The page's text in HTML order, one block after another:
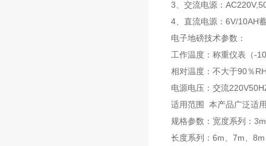
3、交流电源：
4、直流电源：6V/10AH
电子地磅技术参数：
工作温度：称重仪表（-
相对温度：不大于90％
电源电压：交流
适用范围 本产品广泛适
规格参数：宽度系列：
长度系列：6m、7m、